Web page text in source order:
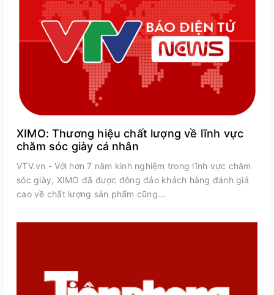
XIMO: Thương hiệu chất lượng về lĩnh vực
chăm sóc giày cá nhân
VTV.vn - Với hơn 7 năm kinh nghiệm trong lĩnh vực chăm
sóc giày, XIMO đã được đông đảo khách hàng đánh giá
cao về chất lượng sản phẩm cũng...